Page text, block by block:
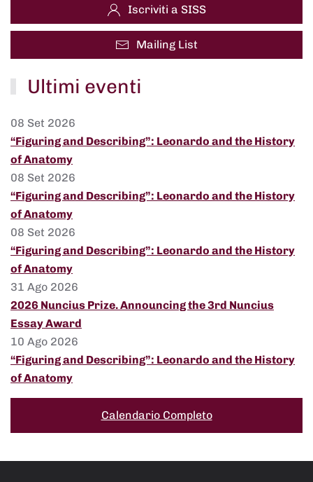
Iscriviti a SISS
Mailing List
Ultimi eventi
08 Set 2026
“Figuring and Describing”: Leonardo and the History
of Anatomy
08 Set 2026
“Figuring and Describing”: Leonardo and the History
of Anatomy
08 Set 2026
“Figuring and Describing”: Leonardo and the History
of Anatomy
31 Ago 2026
2026 Nuncius Prize. Announcing the 3rd Nuncius
Essay Award
10 Ago 2026
“Figuring and Describing”: Leonardo and the History
of Anatomy
Calendario Completo